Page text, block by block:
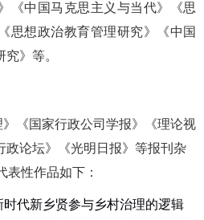
《中国马克思主义与当代》《思
思想政治教育管理研究》《中国
究》 等。
《国家行政公司学报》《理论视
政论坛》《光明日报》等报刊杂
表性作品如下：
代新乡贤参与乡村治理的逻辑